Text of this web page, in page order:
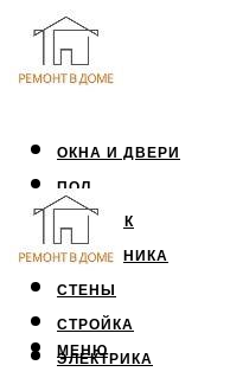
ОКНА И ДВЕРИ
ПОЛ
ПОТОЛОК
САНТЕХНИКА
СТЕНЫ
СТРОЙКА
ЭЛЕКТРИКА
МЕНЮ